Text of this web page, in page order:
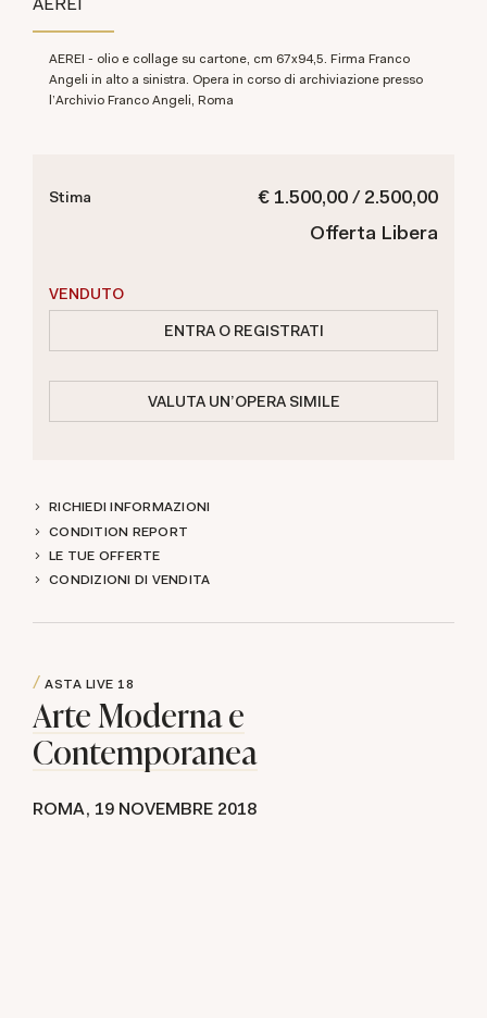
AEREI - olio e collage su cartone, cm 67x94,5. Firma Franco
Angeli in alto a sinistra. Opera in corso di archiviazione presso
l'Archivio Franco Angeli, Roma
€ 1.500,00 / 2.500,00
Stima
Offerta Libera
VENDUTO
ENTRA O REGISTRATI
VALUTA UN'OPERA SIMILE
RICHIEDI INFORMAZIONI
CONDITION REPORT
LE TUE OFFERTE
CONDIZIONI DI VENDITA
ASTA LIVE 18
Arte Moderna e
Contemporanea
ROMA, 19 NOVEMBRE 2018